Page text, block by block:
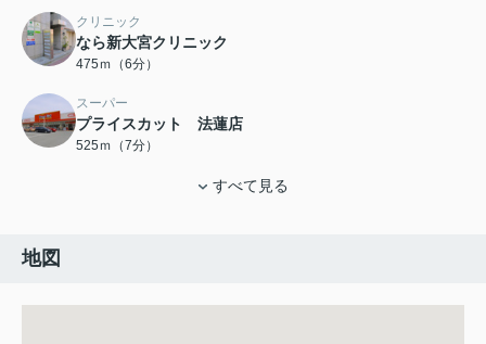
クリニック
なら新大宮クリニック
475ｍ（6分）
スーパー
プライスカット 法蓮店
525ｍ（7分）
すべて見る
地図